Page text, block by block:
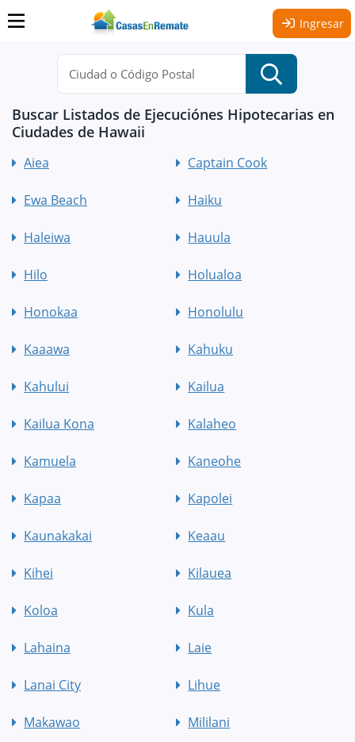
Ingresar
Buscar Listados de Ejecuciónes Hipotecarias en
Ciudades de Hawaii
Aiea Captain Cook
Ewa Beach Haiku
Haleiwa Hauula
Hilo Holualoa
Honokaa Honolulu
Kaaawa Kahuku
Kahului Kailua
Kailua Kona Kalaheo
Kamuela Kaneohe
Kapaa Kapolei
Kaunakakai Keaau
Kihei Kilauea
Koloa Kula
Lahaina Laie
Lanai City Lihue
Makawao Mililani